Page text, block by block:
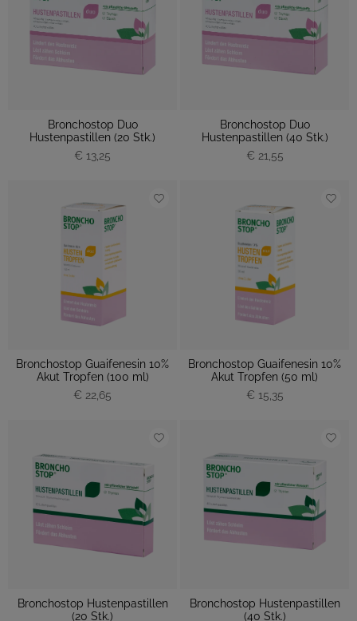
Bronchostop Duo
Hustenpastillen (20 Stk.)
€ 13,25
Bronchostop Duo
Hustenpastillen (40 Stk.)
€ 21,55
Bronchostop Guaifenesin 10%
Akut Tropfen (100 ml)
€ 22,65
Bronchostop Guaifenesin 10%
Akut Tropfen (50 ml)
€ 15,35
Bronchostop Hustenpastillen
(20 Stk.)
Bronchostop Hustenpastillen
(40 Stk.)